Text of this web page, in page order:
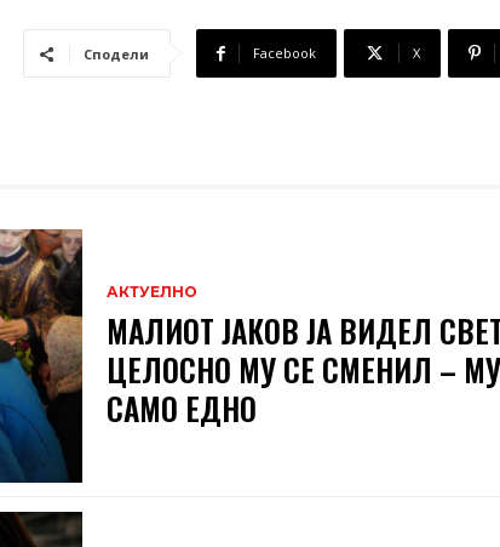
Сподели Facebook X
АКТУЕЛНО
МАЛИОТ ЈАКОВ ЈА ВИДЕЛ
ЦЕЛОСНО МУ СЕ СМЕНИЛ –
САМО ЕДНО